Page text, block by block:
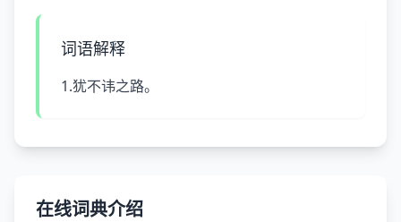
词语解释
1.犹不讳之路。
在线词典介绍